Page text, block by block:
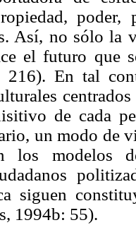
poder,
Así, no sólo la
el futuro que
216). En tal
de cada
un modo de
los modelos
siguen
1994b: 55).